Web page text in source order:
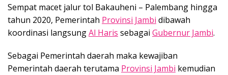
Sempat macet jalur tol Bakauheni – Palembang hingga
tahun 2020, Pemerintah Provinsi Jambi dibawah
koordinasi langsungAl Haris sebagai Gubernur Jambi.
Sebagai Pemerintah daerah maka kewajiban
Pemerintah daerah terutama Provinsi Jambi kemudian